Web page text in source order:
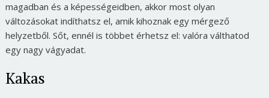
magadban és a képességeidben, akkor most olyan
változásokat indíthatsz el, amik kihoznak egy mérgező
helyzetből. Sőt, ennél is többet érhetsz el: valóra válthatod
egy nagy vágyadat.
Kakas